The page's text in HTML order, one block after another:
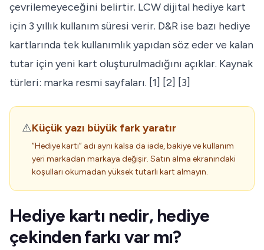
çevrilemeyeceğini belirtir. LCW dijital hediye kart
için 3 yıllık kullanım süresi verir. D&R ise bazı hediye
kartlarında tek kullanımlık yapıdan söz eder ve kalan
tutar için yeni kart oluşturulmadığını açıklar. Kaynak
türleri: marka resmi sayfaları. [1] [2] [3]
⚠️Küçük yazı büyük fark yaratır
“Hediye kartı” adı aynı kalsa da iade, bakiye ve kullanım
yeri markadan markaya değişir. Satın alma ekranındaki
koşulları okumadan yüksek tutarlı kart almayın.
Hediye kartı nedir, hediye
çekinden farkı var mı?